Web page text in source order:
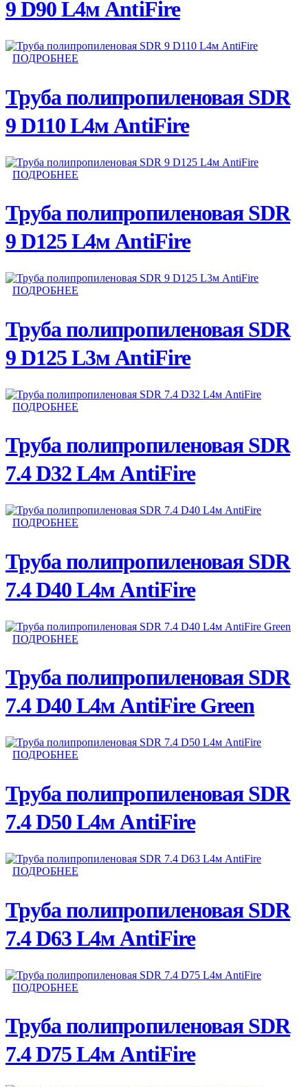
9 D90 L4м AntiFire
ПОДРОБНЕЕ
Труба полипропиленовая SDR
9 D110 L4м AntiFire
ПОДРОБНЕЕ
Труба полипропиленовая SDR
9 D125 L4м AntiFire
ПОДРОБНЕЕ
Труба полипропиленовая SDR
9 D125 L3м AntiFire
ПОДРОБНЕЕ
Труба полипропиленовая SDR
7.4 D32 L4м AntiFire
ПОДРОБНЕЕ
Труба полипропиленовая SDR
7.4 D40 L4м AntiFire
ПОДРОБНЕЕ
Труба полипропиленовая SDR
7.4 D40 L4м AntiFire Green
ПОДРОБНЕЕ
Труба полипропиленовая SDR
7.4 D50 L4м AntiFire
ПОДРОБНЕЕ
Труба полипропиленовая SDR
7.4 D63 L4м AntiFire
ПОДРОБНЕЕ
Труба полипропиленовая SDR
7.4 D75 L4м AntiFire